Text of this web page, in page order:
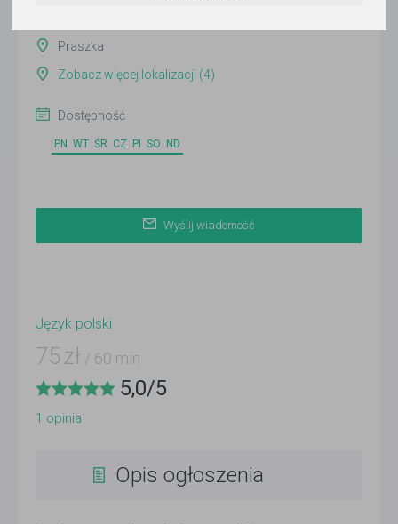
Praszka
Zobacz więcej lokalizacji (4)
Dostępność
PN WT ŚR CZ PI SO ND
Wyślij wiadomość
Język polski
75 zł / 60 min
5,0/5
1 opinia
Opis ogłoszenia